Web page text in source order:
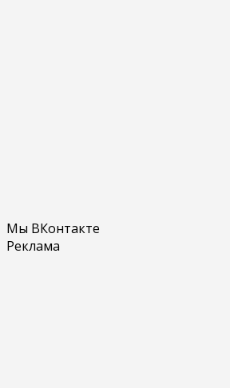
Мы ВКонтакте
Реклама